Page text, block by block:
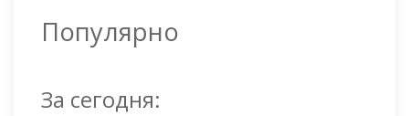
Популярно
За сегодня: